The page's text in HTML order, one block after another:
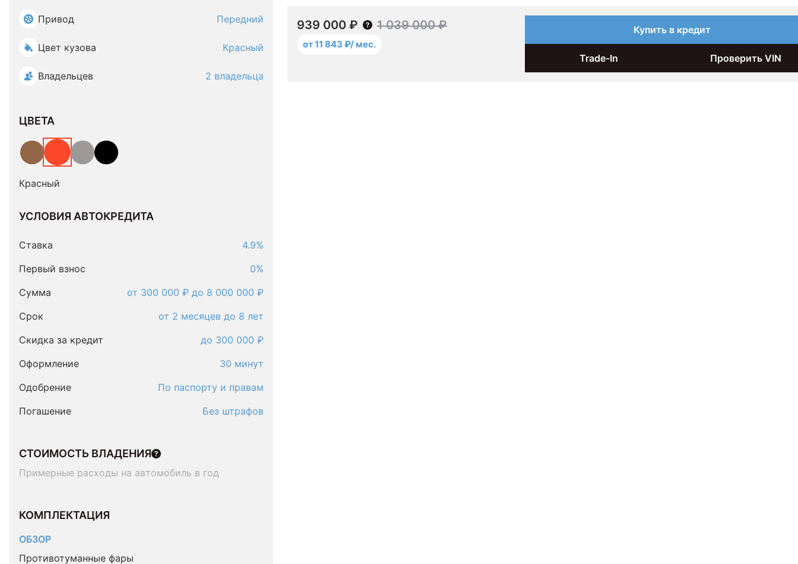
Привод Передний
Цвет кузова Красный
Владельцев 2 владельца
ЦВЕТА
Красный
УСЛОВИЯ АВТОКРЕДИТА
Ставка
4.9%
Первый взнос
0%
Сумма
от 300 000 ₽ до 8 000 000 ₽
Срок
от 2 месяцев до 8 лет
Скидка за кредит
до 300 000 ₽
Оформление
30 минут
Одобрение
По паспорту и правам
Погашение
Без штрафов
СТОИМОСТЬ ВЛАДЕНИЯ
Примерные расходы на автомобиль в год
КОМПЛЕКТАЦИЯ
ОБЗОР
Противотуманные фары
939 000 ₽ 1 039 000 ₽
от 11 843 ₽/ мес.
Купить в кредит
Trade-In Проверить VIN